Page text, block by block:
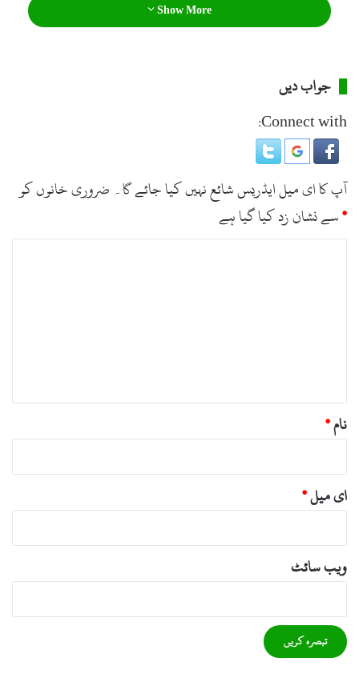
Show More
جواب دیں
Connect with:
آپ کا ای میل ایڈریس شائع نہیں کیا جائے گا۔ ضروری خانوں کو
*سے نشان زد کیا گیا ہے
نام*
ای میل*
ویب‌ سائٹ